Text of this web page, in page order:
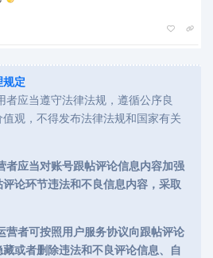
定
者应当遵守法律法规，遵循公序良
观，不得发布法律法规和国家有关
者应当对账号跟帖评论信息内容加强
论环节违法和不良信息内容，采取
营者可按照用户服务协议向跟帖评论
或者删除违法和不良评论信息、自